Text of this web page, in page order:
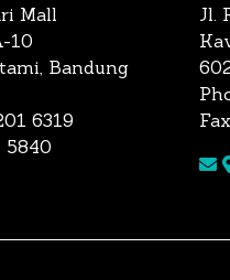
Mall
10
Bandung
6319
5840
Jl.